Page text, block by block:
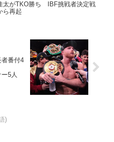
太がTKO勝ち IBF挑戦者決定戦
ら再起
番付4
5人
)